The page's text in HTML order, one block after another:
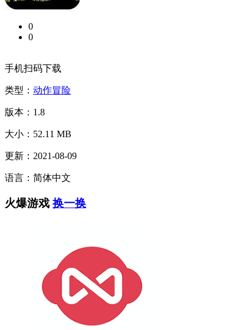
0
0
手机扫码下载
类型： 动作冒险
版本：1.8
大小：52.11 MB
更新：2021-08-09
语言：简体中文
火爆游戏 换一换